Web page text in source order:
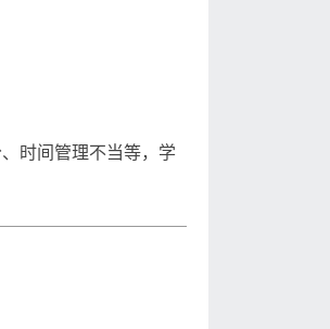
时间管理不当等，学